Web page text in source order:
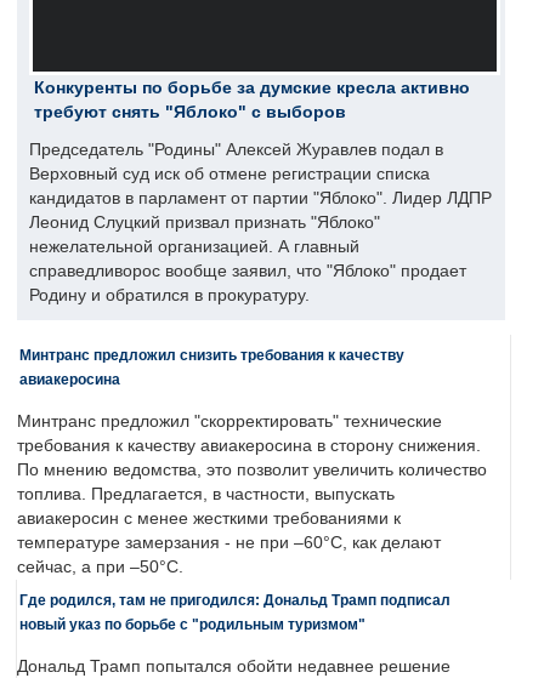
Конкуренты по борьбе за думские кресла активно
требуют снять "Яблоко" с выборов
Председатель "Родины" Алексей Журавлев подал в
Верховный суд иск об отмене регистрации списка
кандидатов в парламент от партии "Яблоко". Лидер ЛДПР
Леонид Слуцкий призвал признать "Яблоко"
нежелательной организацией. А главный
справедливорос вообще заявил, что "Яблоко" продает
Родину и обратился в прокуратуру.
Минтранс предложил снизить требования к качеству
авиакеросина
Минтранс предложил "скорректировать" технические
требования к качеству авиакеросина в сторону снижения.
По мнению ведомства, это позволит увеличить количество
топлива. Предлагается, в частности, выпускать
авиакеросин с менее жесткими требованиями к
температуре замерзания - не при –60°C, как делают
сейчас, а при –50°C.
Где родился, там не пригодился: Дональд Трамп подписал
новый указ по борьбе с "родильным туризмом"
Дональд Трамп попытался обойти недавнее решение